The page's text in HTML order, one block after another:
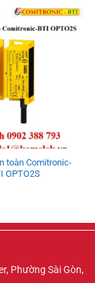
toàn Comitronic-
OPTO2S
Phường Sài Gòn,